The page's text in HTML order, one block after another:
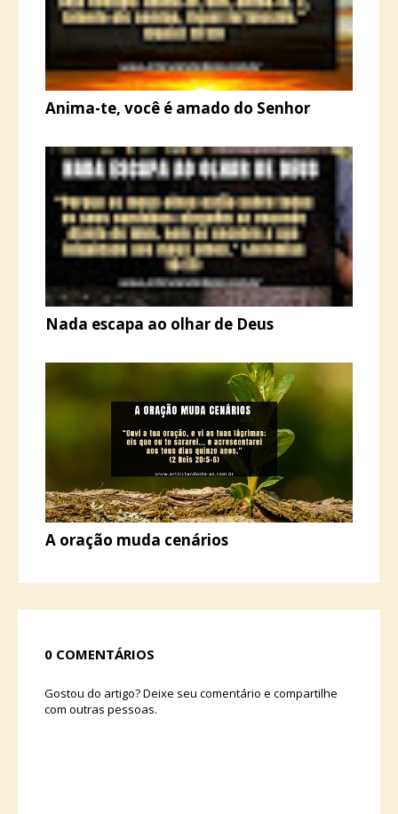
Anima-te, você é amado do Senhor
Nada escapa ao olhar de Deus
A oração muda cenários
0 COMENTÁRIOS
Gostou do artigo? Deixe seu comentário e compartilhe
com outras pessoas.